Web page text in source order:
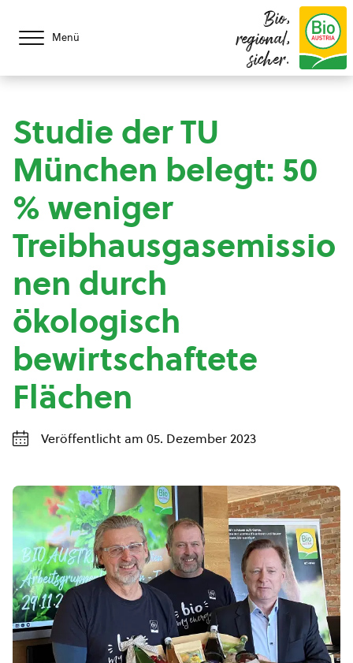
Menü
Bio,
regional,
sicher.
Studie der TU
München belegt: 50
% weniger
Treibhausgasemissio
nen durch
ökologisch
bewirtschaftete
Flächen
Veröffentlicht am 05. Dezember 2023